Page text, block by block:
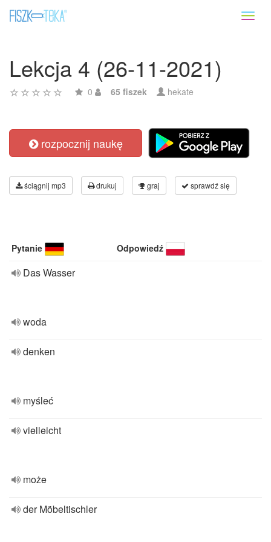
Lekcja 4 (26-11-2021)
0 65 fiszek hekate
rozpocznij naukę
ściągnij mp3 drukuj graj sprawdź się
Pytanie Odpowiedź
Das Wasser
woda
denken
myśleć
vielleicht
może
der Möbeltischler